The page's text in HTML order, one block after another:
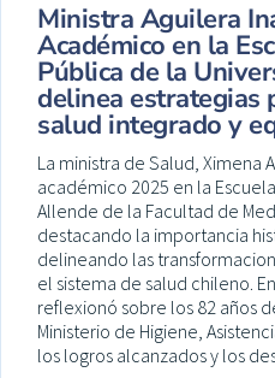
Ministra Aguilera
Académico en la
Pública de la
delinea estrategias
salud integrado y
La ministra de Salud, Ximena
académico 2025 en la
Allende de la Facultad de
destacando la importancia
delineando las
el sistema de salud chileno.
reflexionó sobre los 82 años
Ministerio de Higiene,
los logros alcanzados y los